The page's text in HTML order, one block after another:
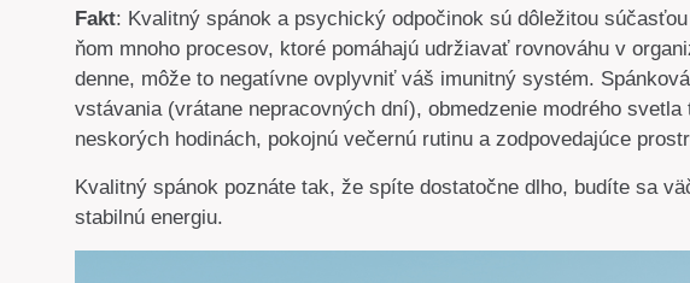
Fakt: Kvalitný spánok a psychický odpočinok sú dôležitou súčasťou
ňom mnoho procesov, ktoré pomáhajú udržiavať rovnováhu v
denne, môže to negatívne ovplyvniť váš imunitný systém.
vstávania (vrátane nepracovných dní), obmedzenie modrého
neskorých hodinách, pokojnú večernú rutinu a zodpovedajúce
Kvalitný spánok poznáte tak, že spíte dostatočne dlho, budíte sa
stabilnú energiu.